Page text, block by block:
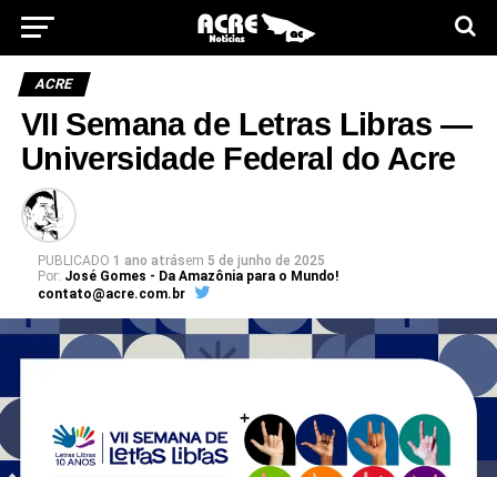
ACRE
VII Semana de Letras Libras —
Universidade Federal do Acre
PUBLICADO 1 ano atrásem 5 de junho de 2025
Por: José Gomes - Da Amazônia para o Mundo!
contato@acre.com.br